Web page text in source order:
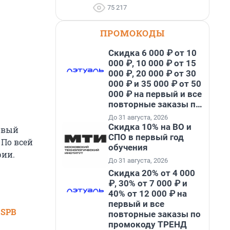
всей
75 217
ПРОМОКОДЫ
Скидка 6 000 ₽ от 10
000 ₽, 10 000 ₽ от 15
000 ₽, 20 000 ₽ от 30
000 ₽ и 35 000 ₽ от 50
000 ₽ на первый и все
повторные заказы по
промокоду НАБЕРИ
До 31 августа, 2026
Скидка 10% на ВО и
СПО в первый год
обучения
До 31 августа, 2026
Скидка 20% от 4 000
₽, 30% от 7 000 ₽ и
40% от 12 000 ₽ на
первый и все
повторные заказы по
промокоду ТРЕНД